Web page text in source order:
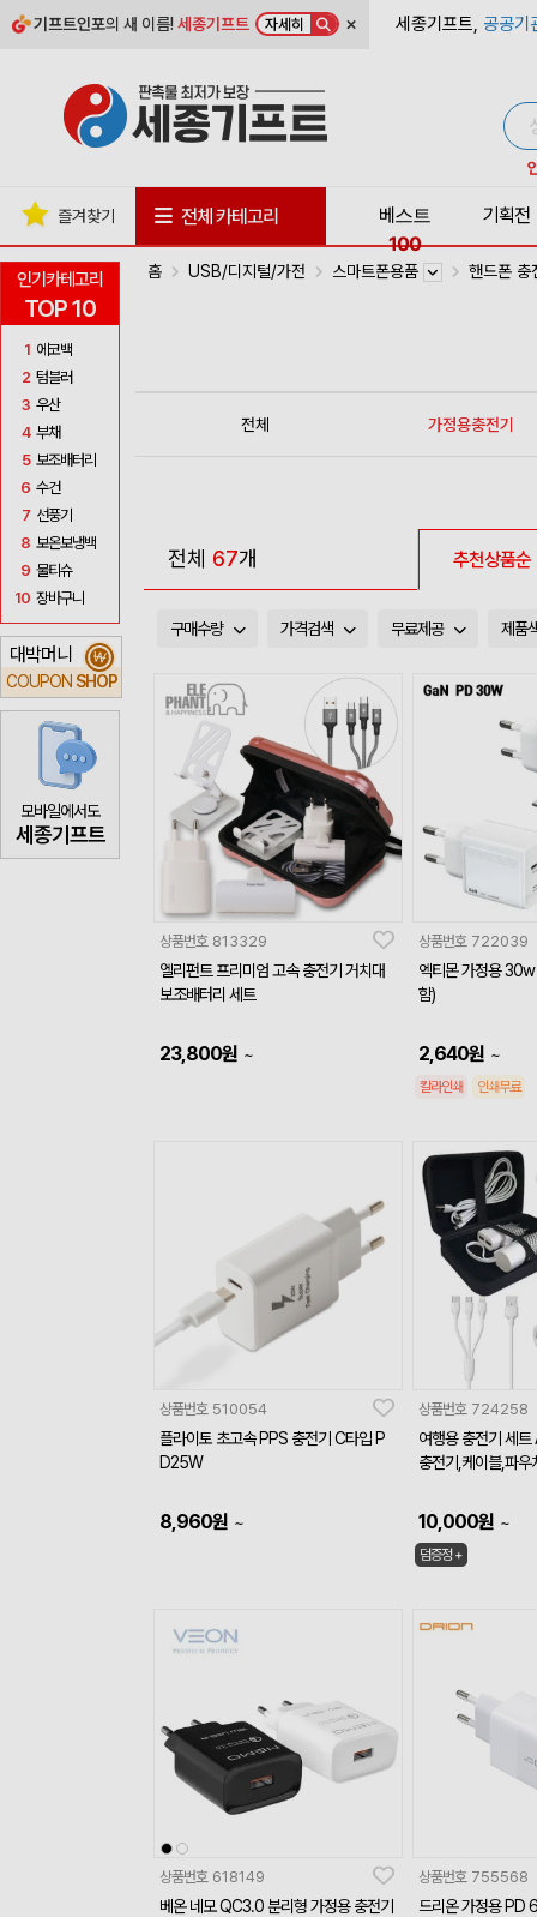
기프트인포의 새 이름!세종기프트 자세히 × 세종기프트, 공공기
인기카테고리
TOP 10
1 에코백
2 텀블러
3 우산
4 부채
5 보조배터리
6 수건
7 선풍기
8 보온보냉백
9 물티슈
10 장바구니
대박머니
COUPON SHOP
₩
모바일에서도
세종기프트
즐겨찾기 전체 카테고리
베스트
100
기획전
홈 USB/디지털/가전 스마트폰용품 핸드폰
전체 가정용충전기
전체 67개 추천상품순
구매수량 가격검색 무료제공 제품
상품번호 813329
엘리펀트 프리미엄 고속 충전기 거치대
보조배터리 세트
23,800원 ~
상품번호 722039
엑티몬 가정용
함)
2,640원 ~
칼라인쇄 인쇄무료
상품번호 510054
플라이토 초고속 PPS 충전기 C타입 P
D25W
8,960원 ~
상품번호 724258
여행용 충전기 세
충전기,케이블,파우
10,000원 ~
덤증정 +
상품번호 618149
베온 네모 QC3.0 분리형 가정용 충전기
상품번호 755568
드리온 가정용 PD